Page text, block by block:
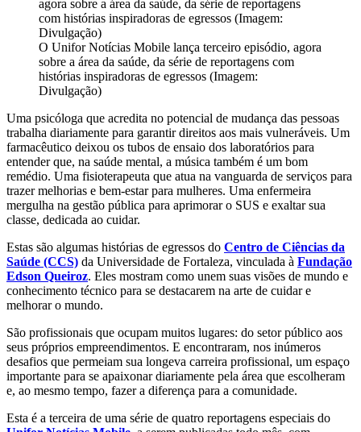
O Unifor Notícias Mobile lança terceiro episódio, agora
sobre a área da saúde, da série de reportagens com
histórias inspiradoras de egressos (Imagem:
Divulgação)
Uma psicóloga que acredita no potencial de mudança das pessoas
trabalha diariamente para garantir direitos aos mais vulneráveis. Um
farmacêutico deixou os tubos de ensaio dos laboratórios para
entender que, na saúde mental, a música também é um bom
remédio. Uma fisioterapeuta que atua na vanguarda de serviços para
trazer melhorias e bem-estar para mulheres. Uma enfermeira
mergulha na gestão pública para aprimorar o SUS e exaltar sua
classe, dedicada ao cuidar.
Estas são algumas histórias de egressos do Centro de Ciências da
Saúde (CCS) da Universidade de Fortaleza, vinculada à Fundação
Edson Queiroz. Eles mostram como unem suas visões de mundo e
conhecimento técnico para se destacarem na arte de cuidar e
melhorar o mundo.
São profissionais que ocupam muitos lugares: do setor público aos
seus próprios empreendimentos. E encontraram, nos inúmeros
desafios que permeiam sua longeva carreira profissional, um espaço
importante para se apaixonar diariamente pela área que escolheram
e, ao mesmo tempo, fazer a diferença para a comunidade.
Esta é a terceira de uma série de quatro reportagens especiais do